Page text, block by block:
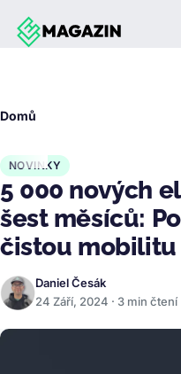
Přejít k hlavnímu obsahu
Domů
NOVINKY
5 000 nových
šest měsíců:
čistou mobilitu
Daniel Česák
24 Září, 2024 · 3 min čtení